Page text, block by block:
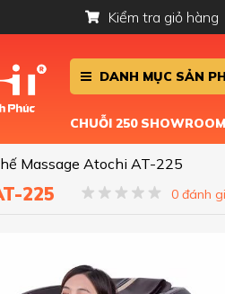
Kiểm tra giỏ hàng
DANH MỤC SẢN
CHUỖI 250
Massage Atochi AT-225
225 0 đánh